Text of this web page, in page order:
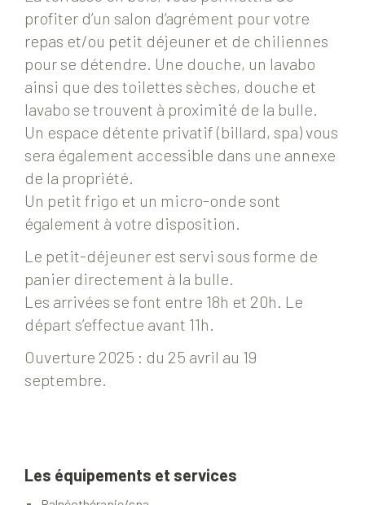
profiter d’un salon d’agrément pour votre
repas et/ou petit déjeuner et de chiliennes
pour se détendre. Une douche, un lavabo
ainsi que des toilettes sèches, douche et
lavabo se trouvent à proximité de la bulle.
Un espace détente privatif (billard, spa) vous
sera également accessible dans une annexe
de la propriété.
Un petit frigo et un micro-onde sont
également à votre disposition.
Le petit-déjeuner est servi sous forme de
panier directement à la bulle.
Les arrivées se font entre 18h et 20h. Le
départ s’effectue avant 11h.
Ouverture 2025 : du 25 avril au 19
septembre.
Les équipements et services